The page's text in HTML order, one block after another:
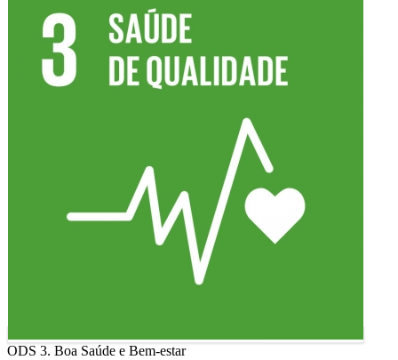
ODS 3. Boa Saúde e Bem-estar